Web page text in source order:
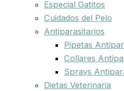
Especial Gatitos
Cuidados del Pelo
Antiparasitarios
Pipetas
Collares
Sprays
Dietas Veterinaria